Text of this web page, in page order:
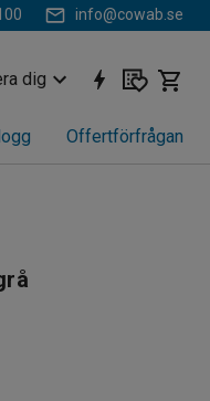
info@cowab.se
dig
Offertförfrågan